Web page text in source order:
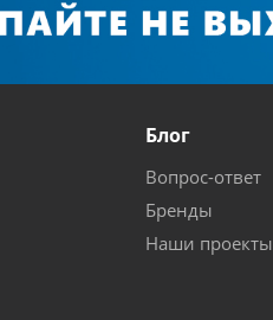
Блог
Вопрос-ответ
Бренды
Наши проекты